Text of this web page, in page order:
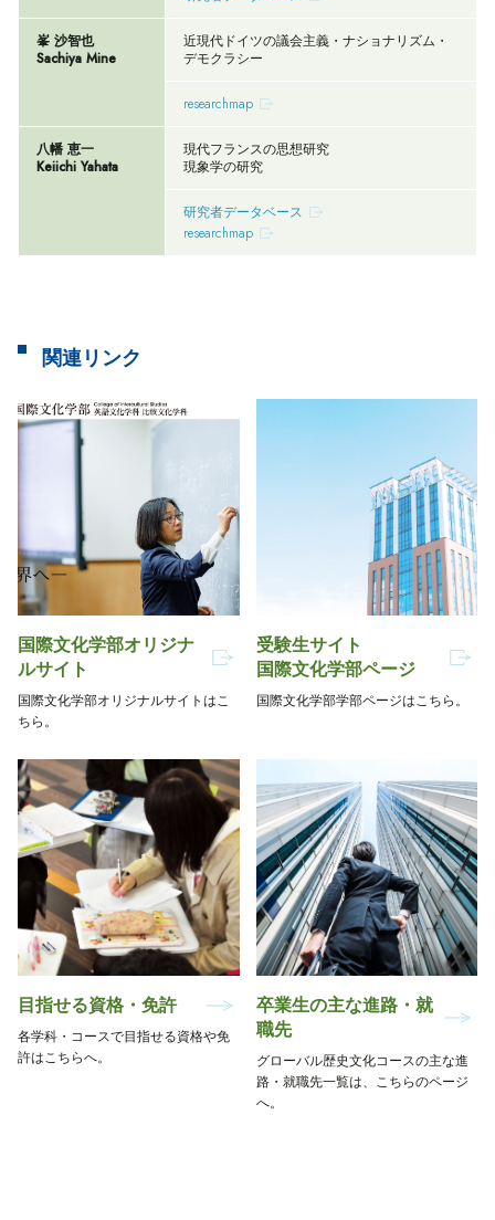
峯 沙智也
Sachiya Mine
近現代ドイツの議会主義・ナショナリズム・
デモクラシー
researchmap
八幡 恵一
Keiichi Yahata
現代フランスの思想研究
現象学の研究
研究者データベース
researchmap
関連リンク
国際文化学部オリジナ
ルサイト
国際文化学部オリジナルサイトはこ
ちら。
受験生サイト
国際文化学部ページ
国際文化学部学部ページはこちら。
目指せる資格・免許
各学科・コースで目指せる資格や免
許はこちらへ。
卒業生の主な進路・就
職先
グローバル歴史文化コースの主な進
路・就職先一覧は、こちらのページ
へ。